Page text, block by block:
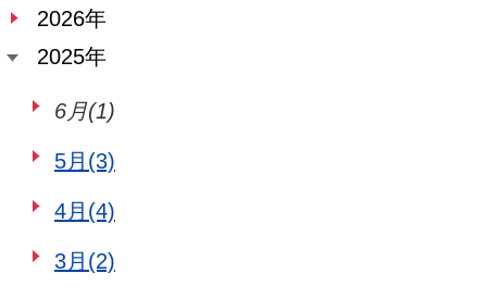
2026年
2025年
6月(1)
5月(3)
4月(4)
3月(2)